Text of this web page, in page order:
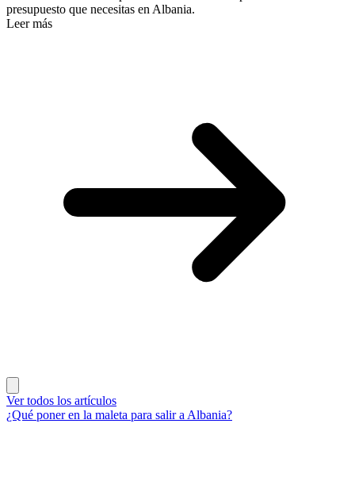
presupuesto que necesitas en Albania.
Leer más
Ver todos los artículos
¿Qué poner en la maleta para salir a Albania?